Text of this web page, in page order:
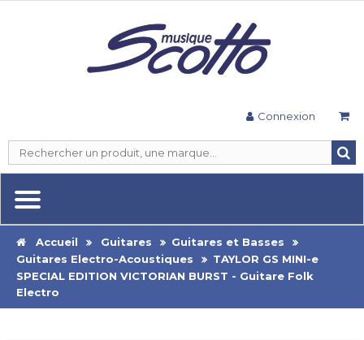
Connexion
Accueil Guitares
Guitares et Basses
Guitares Electro-Acoustiques
TAYLOR GS MINI-e
SPECIAL EDITION VICTORIAN BURST - Guitare Folk
Electro